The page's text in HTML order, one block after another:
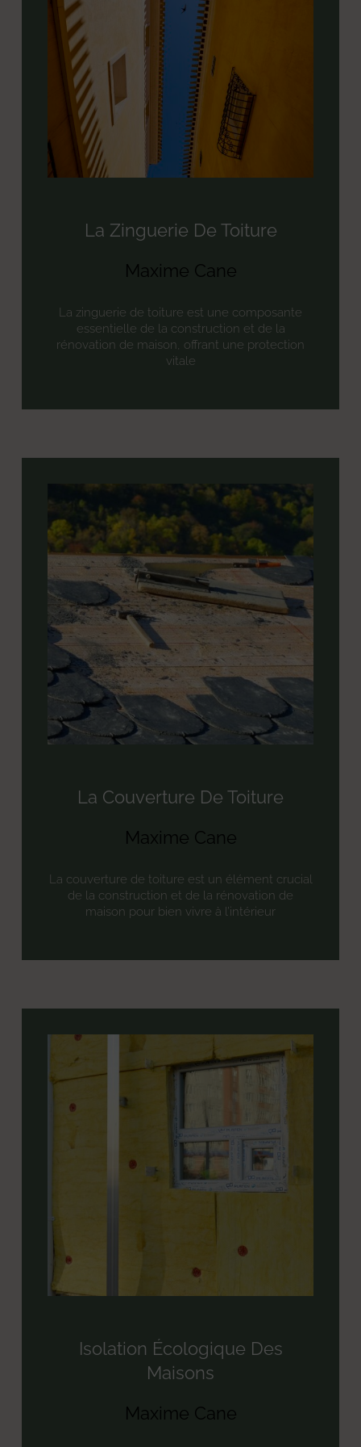
La Zinguerie De Toiture
Maxime Cane
La zinguerie de toiture est une composante
essentielle de la construction et de la
rénovation de maison, offrant une protection
vitale
La Couverture De Toiture
Maxime Cane
La couverture de toiture est un élément crucial
de la construction et de la rénovation de
maison pour bien vivre à l’intérieur
Isolation Écologique Des
Maisons
Maxime Cane